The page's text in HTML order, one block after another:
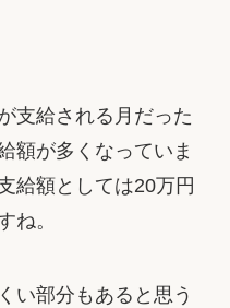
支給される月だった
額が多くなっていま
給額としては20万円
ね。
い部分もあると思う